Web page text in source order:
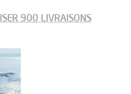
900 LIVRAISONS